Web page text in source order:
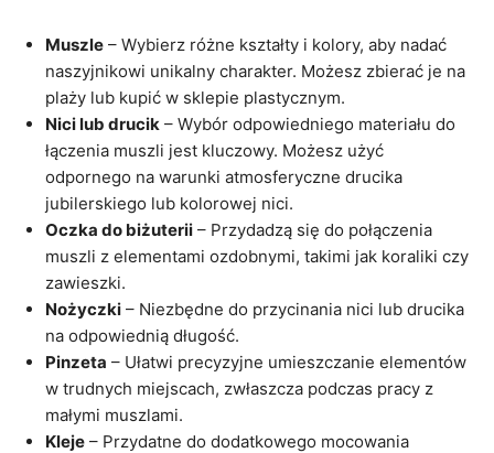
Muszle – Wybierz różne kształty i kolory, aby nadać
naszyjnikowi unikalny charakter. Możesz zbierać je na
plaży lub kupić w sklepie plastycznym.
Nici lub drucik – Wybór odpowiedniego materiału do
łączenia muszli jest kluczowy. Możesz użyć
odpornego na warunki atmosferyczne drucika
jubilerskiego lub kolorowej nici.
Oczka do biżuterii – Przydadzą się do połączenia
muszli z elementami ozdobnymi, takimi jak koraliki czy
zawieszki.
Nożyczki – Niezbędne do przycinania nici lub drucika
na odpowiednią długość.
Pinzeta – Ułatwi precyzyjne umieszczanie elementów
w trudnych miejscach, zwłaszcza podczas pracy z
małymi muszlami.
Kleje – Przydatne do dodatkowego mocowania